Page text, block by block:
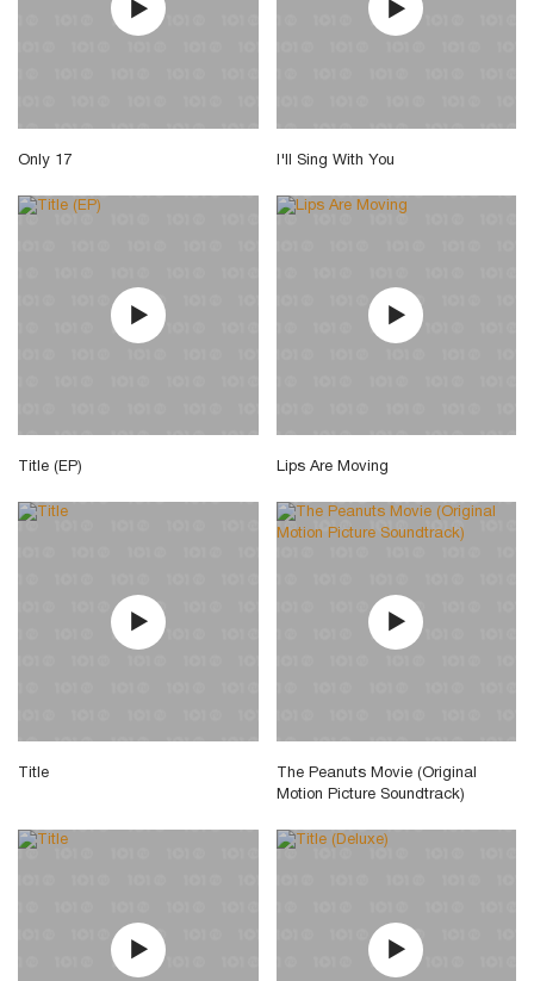
Only 17 I'll Sing With You
Title (EP) Lips Are Moving
Title
The Peanuts Movie (Original
Motion Picture Soundtrack)